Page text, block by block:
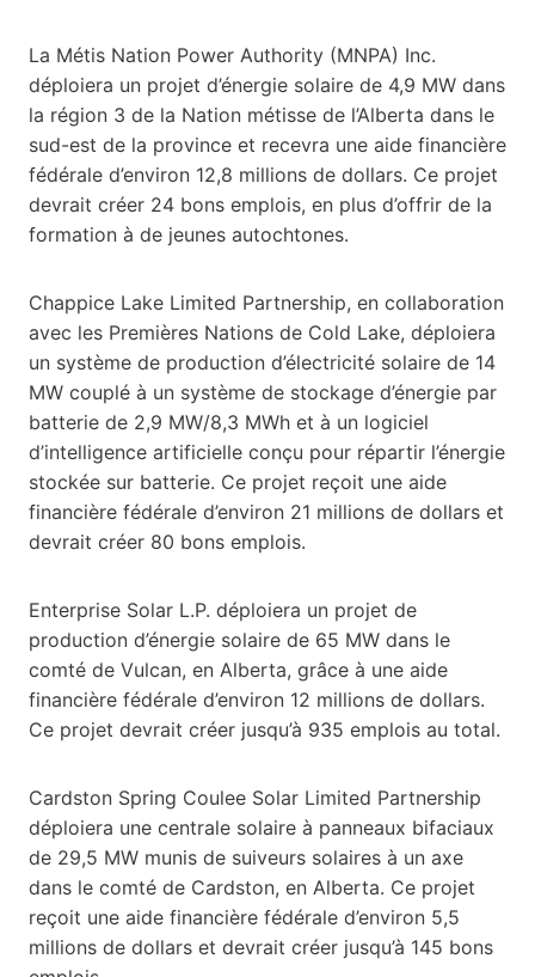
La Métis Nation Power Authority (MNPA) Inc.
déploiera un projet d’énergie solaire de 4,9 MW dans
la région 3 de la Nation métisse de l’Alberta dans le
sud-est de la province et recevra une aide financière
fédérale d’environ 12,8 millions de dollars. Ce projet
devrait créer 24 bons emplois, en plus d’offrir de la
formation à de jeunes autochtones.
Chappice Lake Limited Partnership, en collaboration
avec les Premières Nations de Cold Lake, déploiera
un système de production d’électricité solaire de 14
MW couplé à un système de stockage d’énergie par
batterie de 2,9 MW/8,3 MWh et à un logiciel
d’intelligence artificielle conçu pour répartir l’énergie
stockée sur batterie. Ce projet reçoit une aide
financière fédérale d’environ 21 millions de dollars et
devrait créer 80 bons emplois.
Enterprise Solar L.P. déploiera un projet de
production d’énergie solaire de 65 MW dans le
comté de Vulcan, en Alberta, grâce à une aide
financière fédérale d’environ 12 millions de dollars.
Ce projet devrait créer jusqu’à 935 emplois au total.
Cardston Spring Coulee Solar Limited Partnership
déploiera une centrale solaire à panneaux bifaciaux
de 29,5 MW munis de suiveurs solaires à un axe
dans le comté de Cardston, en Alberta. Ce projet
reçoit une aide financière fédérale d’environ 5,5
millions de dollars et devrait créer jusqu’à 145 bons